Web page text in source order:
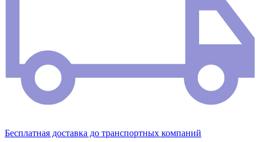
Бесплатная доставка до транспортных компаний